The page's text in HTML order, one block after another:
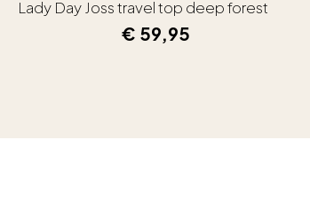
Lady Day Joss travel top deep forest
€ 59,95